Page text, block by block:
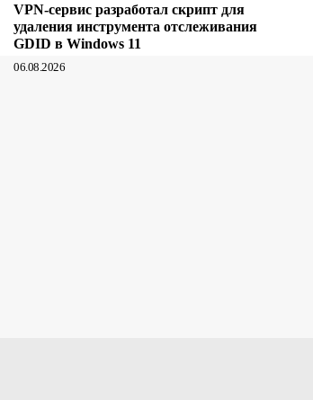
VPN-сервис разработал скрипт для
удаления инструмента отслеживания
GDID в Windows 11
06.08.2026